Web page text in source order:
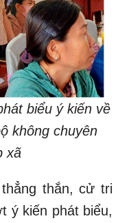
biểu ý kiến về
không chuyên
xã
thắn, cử tri
ý kiến phát biểu,